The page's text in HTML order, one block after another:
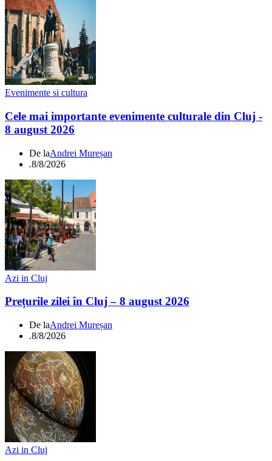
Evenimente si cultura
Cele mai importante evenimente culturale din Cluj -
8 august 2026
De laAndrei Mureșan
.8/8/2026
Azi in Cluj
Prețurile zilei în Cluj – 8 august 2026
De laAndrei Mureșan
.8/8/2026
Azi in Cluj